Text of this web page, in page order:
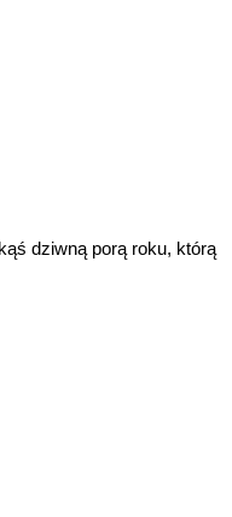
dziwną porą roku, którą